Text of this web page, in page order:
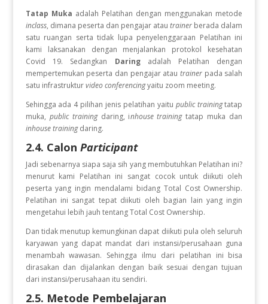
Tatap Muka adalah Pelatihan dengan menggunakan metode
inclass, dimana peserta dan pengajar atautrainer berada dalam
satu ruangan serta tidak lupa penyelenggaraan Pelatihan ini
kami laksanakan dengan menjalankan protokol kesehatan
Covid 19. Sedangkan Daring adalah Pelatihan dengan
mempertemukan peserta dan pengajar atautrainer pada salah
satu infrastrukturvideo conferencingyaitu zoom meeting.
Sehingga ada 4 pilihan jenis pelatihan yaitu public trainingtatap
muka, public trainingdaring, inhouse trainingtatap muka dan
inhouse trainingdaring.
2.4. Calon Participant
Jadi sebenarnya siapa saja sih yang membutuhkan Pelatihan ini?
menurut kami Pelatihan ini sangat cocok untuk diikuti oleh
peserta yang ingin mendalami bidang Total Cost Ownership.
Pelatihan ini sangat tepat diikuti oleh bagian lain yang ingin
mengetahui lebih jauh tentang Total Cost Ownership.
Dan tidak menutup kemungkinan dapat diikuti pula oleh seluruh
karyawan yang dapat mandat dari instansi/perusahaan guna
menambah wawasan. Sehingga ilmu dari pelatihan ini bisa
dirasakan dan dijalankan dengan baik sesuai dengan tujuan
dari instansi/perusahaan itu sendiri.
2.5. Metode Pembelajaran